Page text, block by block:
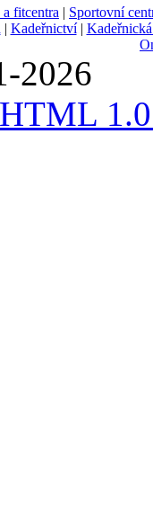
a fitcentra | Sportovní
| Kadeřnictví|
2026